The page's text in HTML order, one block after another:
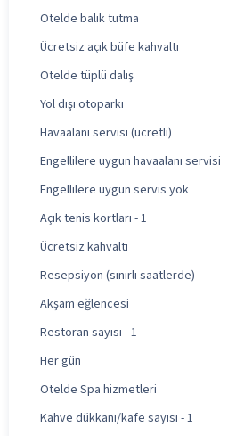
Otelde balık tutma
Ücretsiz açık büfe kahvaltı
Otelde tüplü dalış
Yol dışı otoparkı
Havaalanı servisi (ücretli)
Engellilere uygun havaalanı servisi
Engellilere uygun servis yok
Açık tenis kortları - 1
Ücretsiz kahvaltı
Resepsiyon (sınırlı saatlerde)
Akşam eğlencesi
Restoran sayısı - 1
Her gün
Otelde Spa hizmetleri
Kahve dükkanı/kafe sayısı - 1